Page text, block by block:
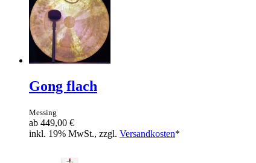
Gong flach
Messing
ab 449,00 €
inkl. 19% MwSt., zzgl. Versandkosten*